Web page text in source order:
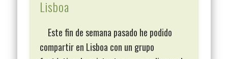
Lisboa
Este fin de semana pasado he podido
compartir en Lisboa con un grupo